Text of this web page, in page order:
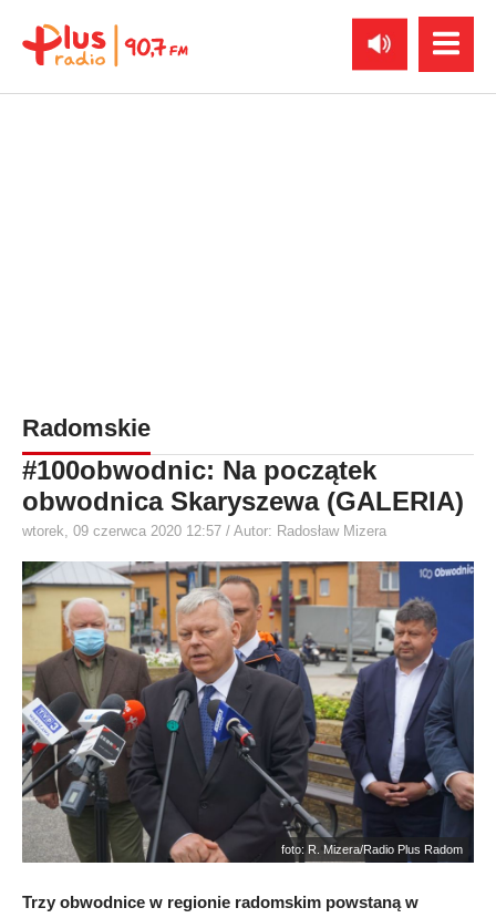
Radomskie
#100obwodnic: Na początek
obwodnica Skaryszewa (GALERIA)
wtorek, 09 czerwca 2020 12:57 / Autor: Radosław Mizera
foto: R. Mizera/Radio Plus Radom
Trzy obwodnice w regionie radomskim powstaną w